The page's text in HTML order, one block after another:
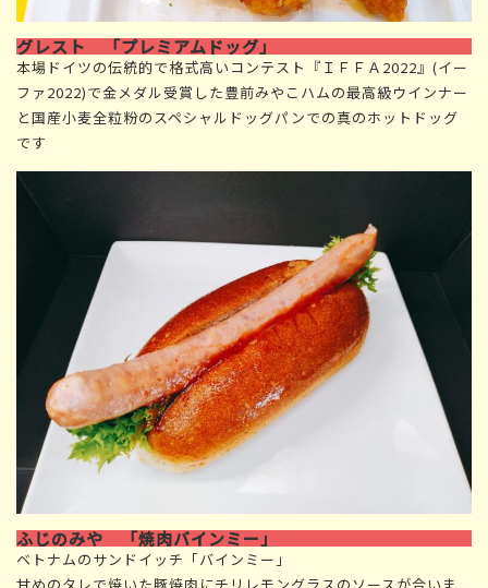
グレスト 「プレミアムドッグ」
本場ドイツの伝統的で格式高いコンテスト『ＩＦＦＡ2022』(イー
ファ2022)で金メダル受賞した豊前みやこハムの最高級ウインナー
と国産小麦全粒粉のスペシャルドッグパンでの真のホットドッグ
です
ふじのみや 「焼肉バインミー」
ベトナムのサンドイッチ「バインミー」